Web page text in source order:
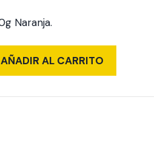
Naranja.
AÑADIR AL CARRITO